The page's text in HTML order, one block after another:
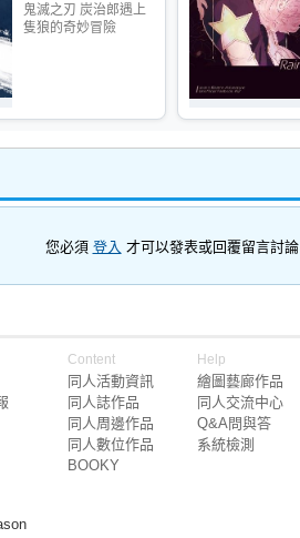
鬼滅之刃 炭治郎遇上
隻狼的奇妙冒險
您必須 登入 才可以發表或回覆留言討論
Content
同人活動資訊
同人誌作品
同人周邊作品
同人數位作品
BOOKY
Help
繪圖藝廊作品
同人交流中心
Q&A問與答
系統檢測